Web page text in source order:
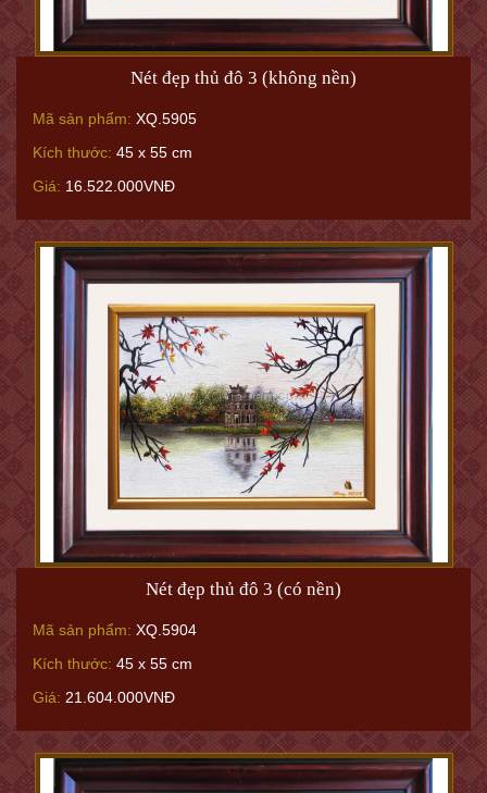
Nét đẹp thủ đô 3 (không nền)
Mã sản phẩm: XQ.5905
Kích thước: 45 x 55 cm
Giá: 16.522.000VNĐ
Nét đẹp thủ đô 3 (có nền)
Mã sản phẩm: XQ.5904
Kích thước: 45 x 55 cm
Giá: 21.604.000VNĐ